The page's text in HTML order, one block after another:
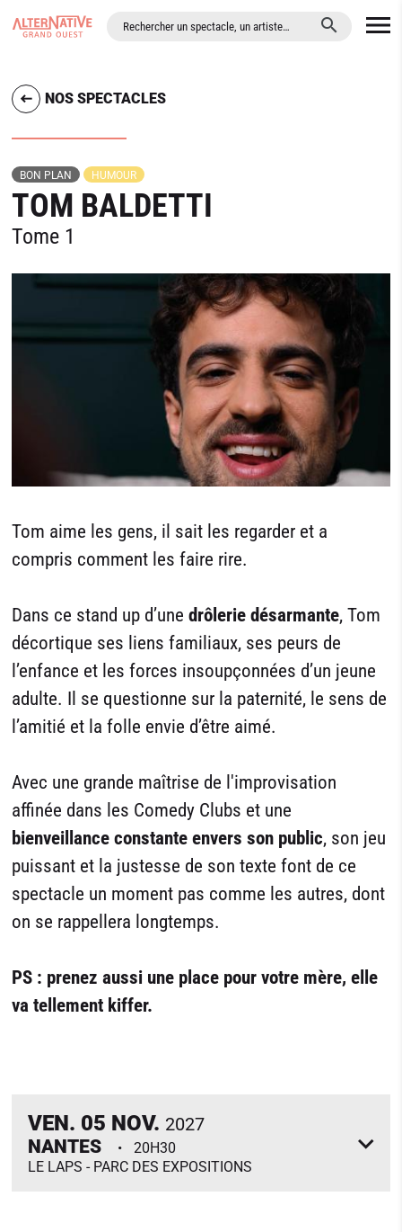
NOS SPECTACLES
BON PLAN HUMOUR
TOM BALDETTI
Tome 1
Tom aime les gens, il sait les regarder et a
compris comment les faire rire.
Dans ce stand up d’unedrôlerie désarmante, Tom
décortique ses liens familiaux, ses peurs de
l’enfance et les forces insoupçonnées d’un jeune
adulte. Il se questionne sur la paternité, le sens de
l’amitié et la folle envie d’être aimé.
Avec une grande maîtrise de l'improvisation
affinée dans les Comedy Clubs et une
bienveillance constante envers son public, son jeu
puissant et la justesse de son texte font de ce
spectacle un moment pas comme les autres, dont
on se rappellera longtemps.
PS : prenez aussi une place pour votre mère, elle
va tellement kiffer.
VEN. 05 NOV. 2027
NANTES
20H30
LE LAPS - PARC DES EXPOSITIONS